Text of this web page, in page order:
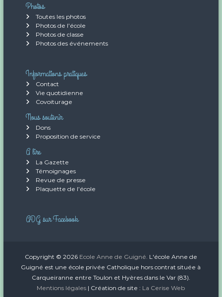
Photos
Toutes les photos
Photos de l’école
Photos de classe
Photos des événements
Informations pratiques
Contact
Vie quotidienne
Covoiturage
Nous soutenir
Dons
Proposition de service
A lire
La Gazette
Témoignages
Revue de presse
Plaquette de l’école
ADG sur Facebook
Copyright © 2026 Ecole Anne de Guigné. L'école Anne de
Guigné est une école privée Catholique hors contrat située à
Carqueiranne entre Toulon et Hyères dans le Var (83).
Mentions légales | Création de site : La Cerise Web